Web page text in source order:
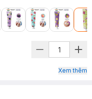
Xem thêm